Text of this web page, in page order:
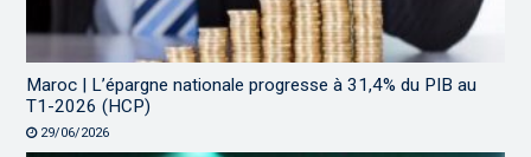
Maroc | L’épargne nationale progresse à 31,4% du PIB au
T1-2026 (HCP)
29/06/2026